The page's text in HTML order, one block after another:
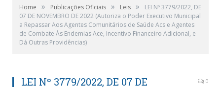
Home » Publicações Oficiais » Leis »
LEI Nº 3779/2022, DE
07 DE NOVEMBRO DE 2022 (Autoriza o Poder Executivo Municipal
a Repassar Aos Agentes Comunitários de Saúde Acs e Agentes
de Combate Às Endemias Ace, Incentivo Financeiro Adicional, e
Dá Outras Providências)
LEI Nº 3779/2022, DE 07 DE
0